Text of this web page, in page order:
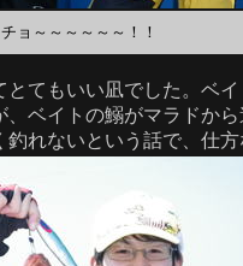
ョ～～～～～～！！
とてもいい凪でした。ベ
、ベイトの鰯がマラドか
釣れないという話で、仕